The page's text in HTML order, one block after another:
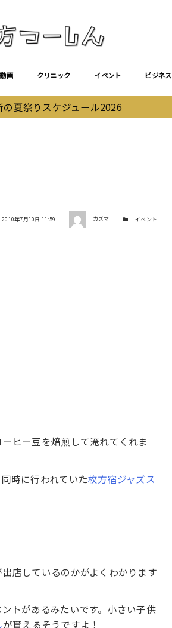
動画 クリニック イベント ビジネス
の夏祭りスケジュール2026
投稿日
2010年7月10日 11:59 著者 カズマ カテゴリー
イベント
ヒー豆を焙煎して淹れてくれま
時に行われていた枚方宿ジャズス
店しているのかがよくわかります
トがあるみたいです。小さい子供
が貰えるそうですよ！